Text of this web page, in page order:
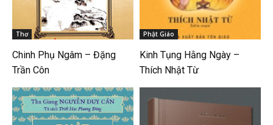
Thơ
Chinh Phụ Ngâm – Đặng
Trần Côn
Phật Giáo
Kinh Tụng Hằng Ngày –
Thích Nhật Từ